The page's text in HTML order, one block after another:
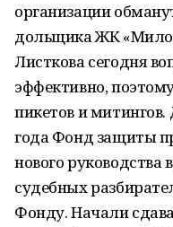
организации
дольщика ЖК
Листкова сегодня
эффективно,
пикетов и
года Фонд защиты
нового руководства
судебных
Фонду. Начали